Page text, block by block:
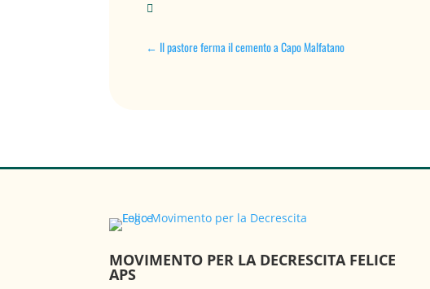

← Il pastore ferma il cemento a Capo Malfatano
MOVIMENTO PER LA DECRESCITA FELICE
APS